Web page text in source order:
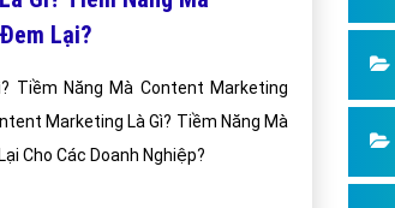
Lại?
Tiềm Năng Mà Content Marketing
Marketing Là Gì? Tiềm Năng Mà
Cho Các Doanh Nghiệp?